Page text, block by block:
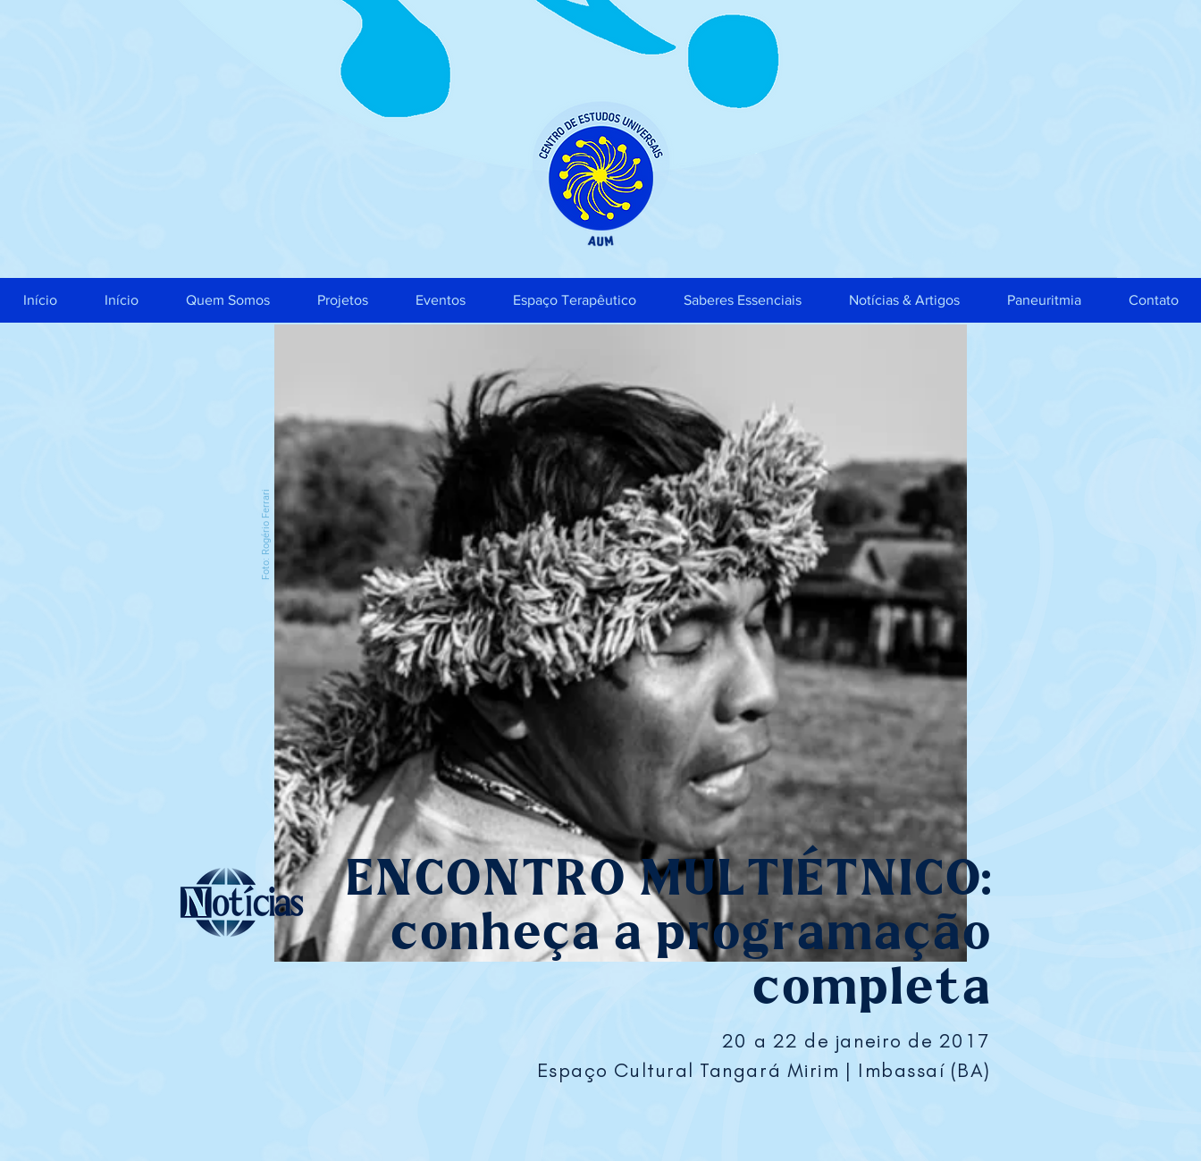
Início Início Quem Somos Projetos Eventos Espaço Terapêutico Saberes Essenciais Notícias & Artigos Paneuritmia Contato
Foto: Rogério Ferrari
ENCONTRO MULTIÉTNICO:
conheça a programação
completa
20 a 22 de janeiro de 2017
Espaço Cultural Tangará Mirim | Imbassaí (BA)